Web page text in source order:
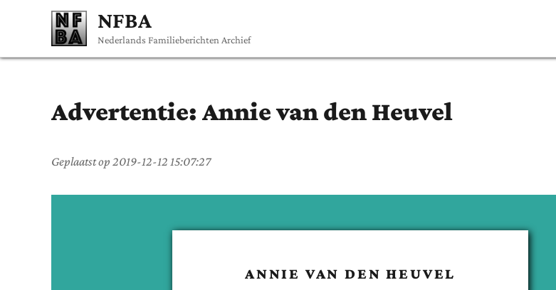
NFBA
Nederlands Familieberichten Archief
Advertentie: Annievan den Heuvel
Geplaatst op 2019-12-12 15:07:27
ANNIE VAN DEN HEUVEL